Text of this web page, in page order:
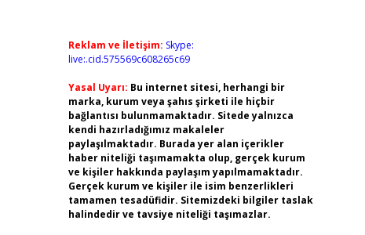
Reklam ve İletişim: Skype:
live:.cid.575569c608265c69
Yasal Uyarı: Bu internet sitesi, herhangi bir
marka, kurum veya şahıs şirketi ile hiçbir
bağlantısı bulunmamaktadır. Sitede yalnızca
kendi hazırladığımız makaleler
paylaşılmaktadır. Burada yer alan içerikler
haber niteliği taşımamakta olup, gerçek kurum
ve kişiler hakkında paylaşım yapılmamaktadır.
Gerçek kurum ve kişiler ile isim benzerlikleri
tamamen tesadüfidir. Sitemizdeki bilgiler taslak
halindedir ve tavsiye niteliği taşımazlar.